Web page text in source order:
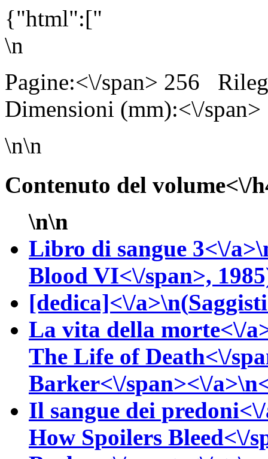
{"html":["
\n
Pagine:<\/span> 256
Dimensioni (mm):<\/
\n\n
Contenuto del volume<\/
\n\n
Libro di sangue 3<\/
Blood VI<\/span>,
[dedica]<\/a>\n(
La vita della morte<\/
The Life of Death<\/
Barker<\/span><\/
Il sangue dei
How Spoilers Bleed<\/